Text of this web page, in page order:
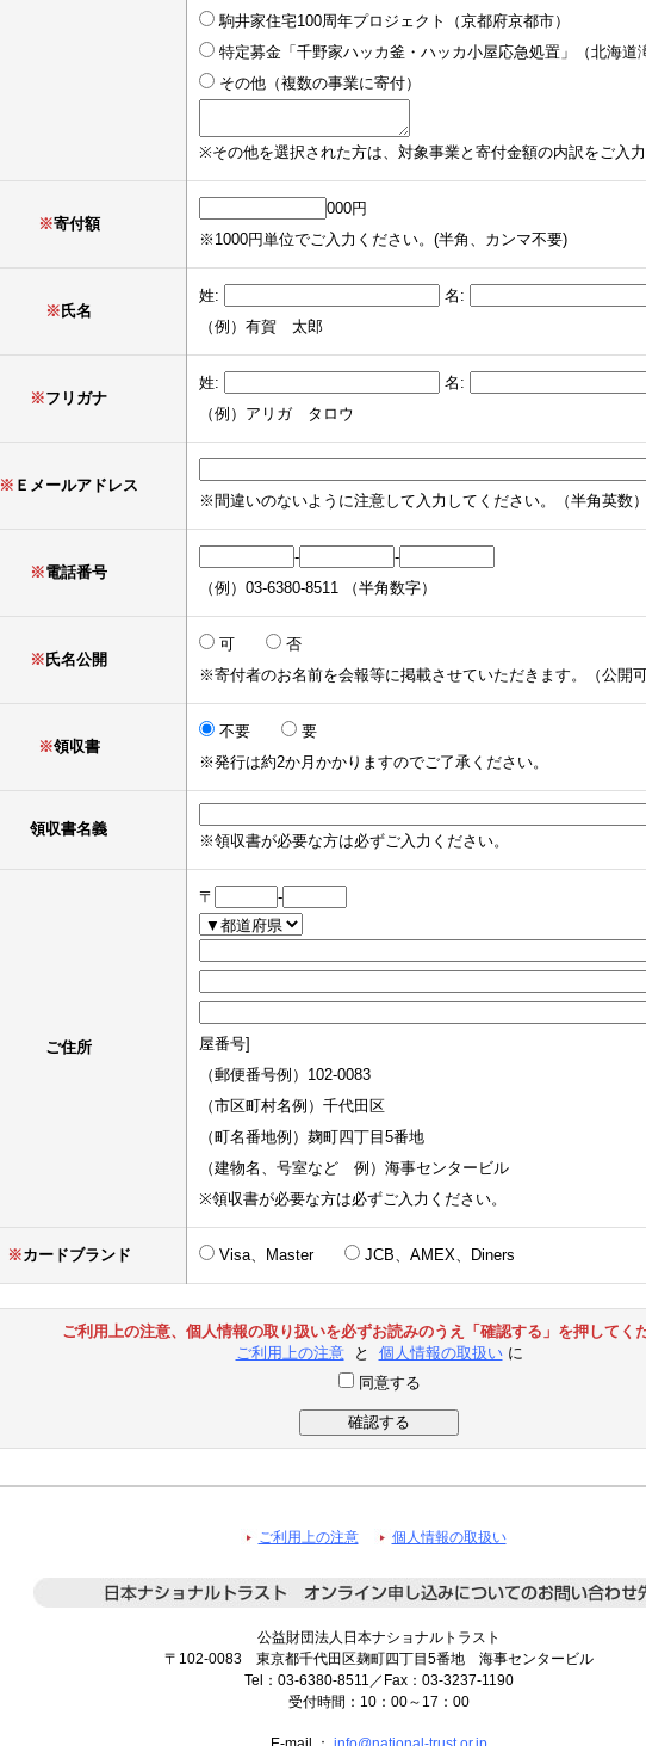
駒井家住宅100周年プロジェクト（京都府京都市）
特定募金「千野家ハッカ釜・ハッカ小屋応急処置」（北海道
その他（複数の事業に寄付）
※その他を選択された方は、対象事業と寄付金額の内訳をご入
※寄付額
000円
※1000円単位でご入力ください。(半角、カンマ不要)
※ 氏名
姓:
名:
（例）有賀 太郎
※フリガナ
姓:
名:
（例）アリガ タロウ
※ Ｅメールアドレス
※間違いのないように注意して入力してください。（半角英数
※電話番号
-
-
（例）03-6380-8511 （半角数字）
※ 氏名公開
可
否
※寄付者のお名前を会報等に掲載させていただきます。（公開
※領収書
不要
要
※発行は約2か月かかりますのでご了承ください。
領収書名義
※領収書が必要な方は必ずご入力ください。
ご住所
〒 -
屋番号]
（郵便番号例）102-0083
（市区町村名例）千代田区
（町名番地例）麹町四丁目5番地
（建物名、号室など 例）海事センタービル
※領収書が必要な方は必ずご入力ください。
※カードブランド Visa、Master JCB、AMEX、Diners
ご利用上の注意、個人情報の取り扱いを必ずお読みのうえ「確認する」を押してく
ご利用上の注意と 個人情報の取扱いに
同意する
ご利用上の注意 個人情報の取扱い
公益財団法人日本ナショナルトラスト
〒102-0083 東京都千代田区麹町四丁目5番地 海事センタービル
Tel：03-6380-8511／Fax：03-3237-1190
受付時間：10：00～17：00